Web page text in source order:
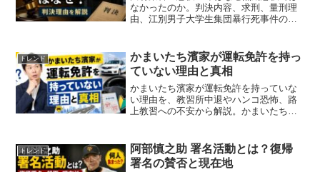
なかったのか。判決内容、求刑、量刑理
由、江別男子大学生集団暴行死事件の概
を初めて読む人にもわかりやすく丁寧に
解説します。事件の流れも確認できま
す。
トレンド
かまいたち濱家が運転免許を持っ
ていない理由と真相
かまいたち濱家が運転免許を持っていな
い理由を、教習所中退やハンコ恐怖、路
上教習への不安から解説。かまいたち濱
トレンド
阿部慎之助 署名活動とは？復帰
署名の賛否と現在地